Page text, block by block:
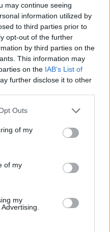
may continue seeing
information utilized by
to third parties prior to
opt-out of the further
by third parties on the
This information may
on the IAB’s List of
further disclose it to other
Outs
of my
of my
my
Boys)